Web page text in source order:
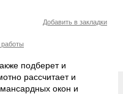
Добавить в закладки
подберет и
рассчитает и
окон и